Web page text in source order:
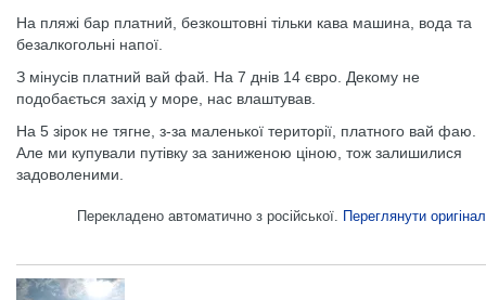
На пляжі бар платний, безкоштовні тільки кава машина, вода та
безалкогольні напої.
З мінусів платний вай фай. На 7 днів 14 євро. Декому не
подобається захід у море, нас влаштував.
На 5 зірок не тягне, з-за маленької території, платного вай фаю.
Але ми купували путівку за заниженою ціною, тож залишилися
задоволеними.
Перекладено автоматично з російської. Переглянути оригінал